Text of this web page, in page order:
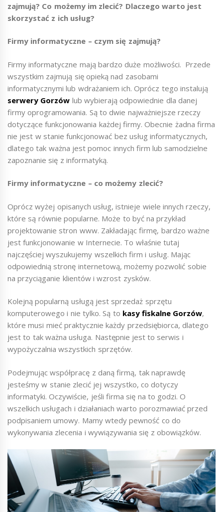
zajmują? Co możemy im zlecić? Dlaczego warto jest
skorzystać z ich usług?
Firmy informatyczne – czym się zajmują?
Firmy informatyczne mają bardzo duże możliwości. Przede
wszystkim zajmują się opieką nad zasobami
informatycznymi lub wdrażaniem ich. Oprócz tego instalują
serwery Gorzów lub wybierają odpowiednie dla danej
firmy oprogramowania. Są to dwie najważniejsze rzeczy
dotyczące funkcjonowania każdej firmy. Obecnie żadna firma
nie jest w stanie funkcjonować bez usług informatycznych,
dlatego tak ważna jest pomoc innych firm lub samodzielne
zapoznanie się z informatyką.
Firmy informatyczne – co możemy zlecić?
Oprócz wyżej opisanych usług, istnieje wiele innych rzeczy,
które są równie popularne. Może to być na przykład
projektowanie stron www. Zakładając firmę, bardzo ważne
jest funkcjonowanie w Internecie. To właśnie tutaj
najczęściej wyszukujemy wszelkich firm i usług. Mając
odpowiednią stronę internetową, możemy pozwolić sobie
na przyciąganie klientów i wzrost zysków.
Kolejną popularną usługą jest sprzedaż sprzętu
komputerowego i nie tylko. Są to kasy fiskalne Gorzów,
które musi mieć praktycznie każdy przedsiębiorca, dlatego
jest to tak ważna usługa. Następnie jest to serwis i
wypożyczalnia wszystkich sprzętów.
Podejmując współpracę z daną firmą, tak naprawdę
jesteśmy w stanie zlecić jej wszystko, co dotyczy
informatyki. Oczywiście, jeśli firma się na to godzi. O
wszelkich usługach i działaniach warto porozmawiać przed
podpisaniem umowy. Mamy wtedy pewność co do
wykonywania zlecenia i wywiązywania się z obowiązków.